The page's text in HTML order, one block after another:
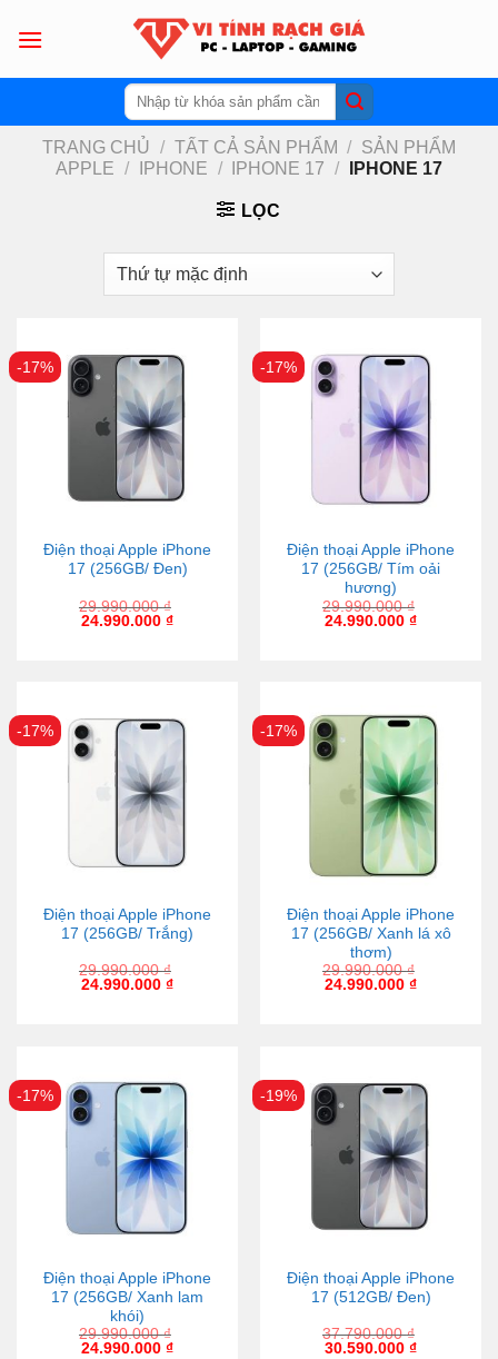
Tìm
kiếm:
TRANG CHỦ / TẤT CẢ SẢN PHẨM / SẢN PHẨM
APPLE / IPHONE / IPHONE 17 / IPHONE 17
LỌC
-17%
Điện thoại Apple iPhone
17 (256GB/ Đen)
29.990.000₫
24.990.000 ₫
-17%
Điện thoại Apple iPhone
17 (256GB/ Tím oải
hương)
29.990.000₫
24.990.000 ₫
-17%
Điện thoại Apple iPhone
17 (256GB/ Trắng)
29.990.000₫
24.990.000 ₫
-17%
Điện thoại Apple iPhone
17 (256GB/ Xanh lá xô
thơm)
29.990.000₫
24.990.000 ₫
-17%
Điện thoại Apple iPhone
17 (256GB/ Xanh lam
khói)
29.990.000₫
24.990.000 ₫
-19%
Điện thoại Apple iPhone
17 (512GB/ Đen)
37.790.000₫
30.590.000 ₫